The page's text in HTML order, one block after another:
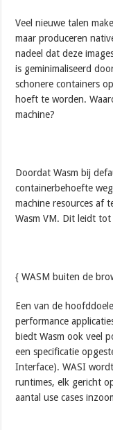
Veel nieuwe talen
maar produceren
nadeel dat deze
is geminimaliseerd
schonere containers
hoeft te worden.
machine?
Doordat Wasm bij
containerbehoefte
machine resources af
Wasm VM. Dit leidt
{ WASM buiten de
Een van de
performance
biedt Wasm ook veel
een specificatie
Interface). WASI
runtimes, elk gericht
aantal use cases